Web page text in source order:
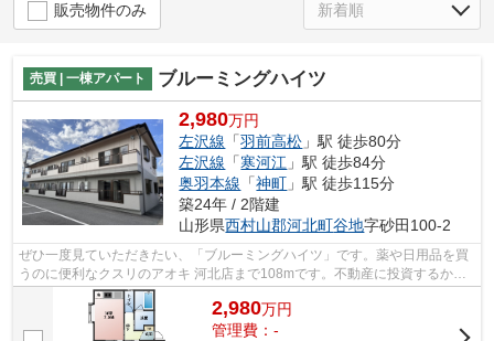
販売物件のみ
売買 | 一棟アパート ブルーミングハイツ
2,980万円
左沢線 「羽前高松 」駅 徒歩80分
左沢線 「寒河江 」駅 徒歩84分
奥羽本線 「神町 」駅 徒歩115分
築24年 / 2階建
山形県西村山郡河北町谷地字砂田100-2
ぜひ一度見ていただきたい、「ブルーミングハイツ」です。薬や日用品を買
うのに便利なクスリのアオキ 河北店まで108mです。不動産に投資するかど
うかを決める際の判断基準として用いら...
2,980万円
管理費：-